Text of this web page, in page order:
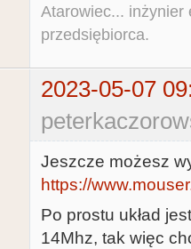
Atarowiec... inżynier
przedsiębiorca.
2023-05-07
Jeszcze możesz
https://
Po prostu układ
14Mhz, tak więc